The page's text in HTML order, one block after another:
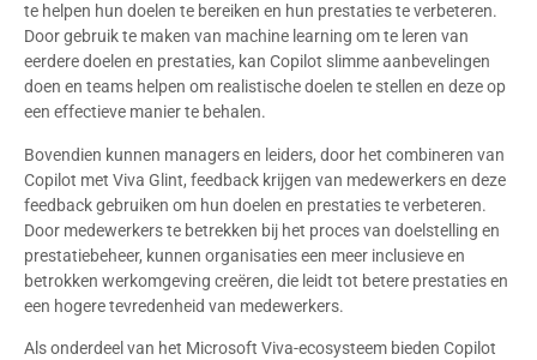
te helpen hun doelen te bereiken en hun prestaties te verbeteren.
Door gebruik te maken van machine learning om te leren van
eerdere doelen en prestaties, kan Copilot slimme aanbevelingen
doen en teams helpen om realistische doelen te stellen en deze op
een effectieve manier te behalen.
Bovendien kunnen managers en leiders, door het combineren van
Copilot met Viva Glint, feedback krijgen van medewerkers en deze
feedback gebruiken om hun doelen en prestaties te verbeteren.
Door medewerkers te betrekken bij het proces van doelstelling en
prestatiebeheer, kunnen organisaties een meer inclusieve en
betrokken werkomgeving creëren, die leidt tot betere prestaties en
een hogere tevredenheid van medewerkers.
Als onderdeel van het Microsoft Viva-ecosysteem bieden Copilot